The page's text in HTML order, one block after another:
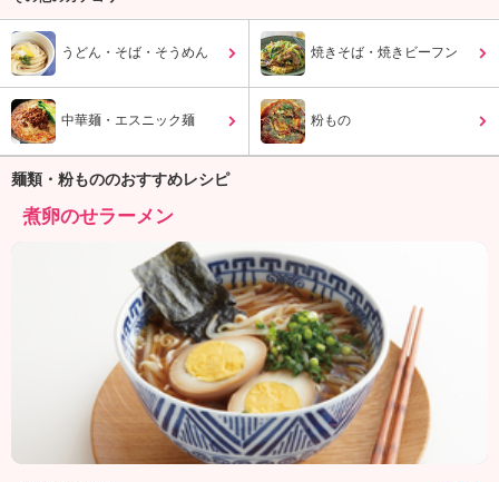
。
K
エ
ョ
ナ
ル
「
み
ん
な
の
き
ょ
うどん・そば・そうめん 焼きそば・焼きビーフン
中華麺・エスニック麺 粉もの
麺類・粉もののおすすめレシピ
煮卵のせラーメン